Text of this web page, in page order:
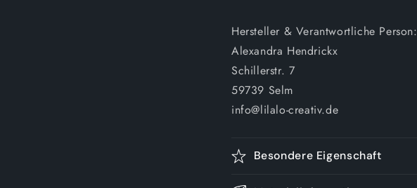
Hersteller & Verantwortliche Person:
Alexandra Hendrickx
Schillerstr. 7
59739 Selm
info@lilalo-creativ.de
Besondere Eigenschaft